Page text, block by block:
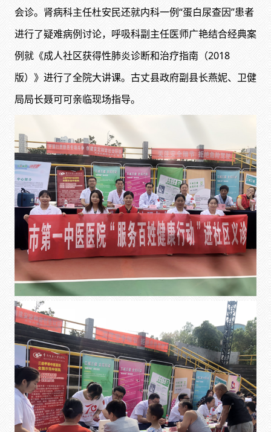
会诊。肾病科主任杜安民还就内科一例“蛋白尿查因”患者
进行了疑难病例讨论，呼吸科副主任医师广艳结合经典案
例就《成人社区获得性肺炎诊断和治疗指南（2018
版）》进行了全院大讲课。古丈县政府副县长燕妮、卫健
局局长聂可可亲临现场指导。